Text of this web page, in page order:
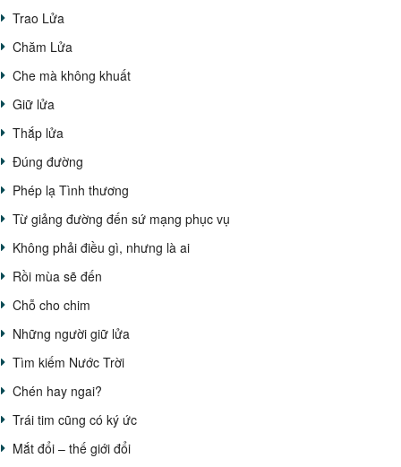
Trao Lửa
Chăm Lửa
Che mà không khuất
Giữ lửa
Thắp lửa
Đúng đường
Phép lạ Tình thương
Từ giảng đường đến sứ mạng phục vụ
Không phải điều gì, nhưng là ai
Rồi mùa sẽ đến
Chỗ cho chim
Những người giữ lửa
Tìm kiếm Nước Trời
Chén hay ngai?
Trái tim cũng có ký ức
Mắt đổi – thế giới đổi